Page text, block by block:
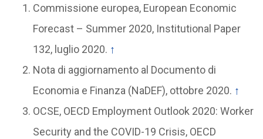
Commissione europea, European Economic
Forecast – Summer 2020, Institutional Paper
132, luglio 2020. ↑
Nota di aggiornamento al Documento di
Economia e Finanza (NaDEF), ottobre 2020. ↑
OCSE, OECD Employment Outlook 2020: Worker
Security and the COVID-19 Crisis, OECD